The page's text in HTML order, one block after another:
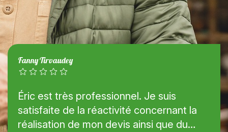
Fanny Tirvaudey
Éric est très professionnel. Je suis
satisfaite de la réactivité concernant la
réalisation de mon devis ainsi que du